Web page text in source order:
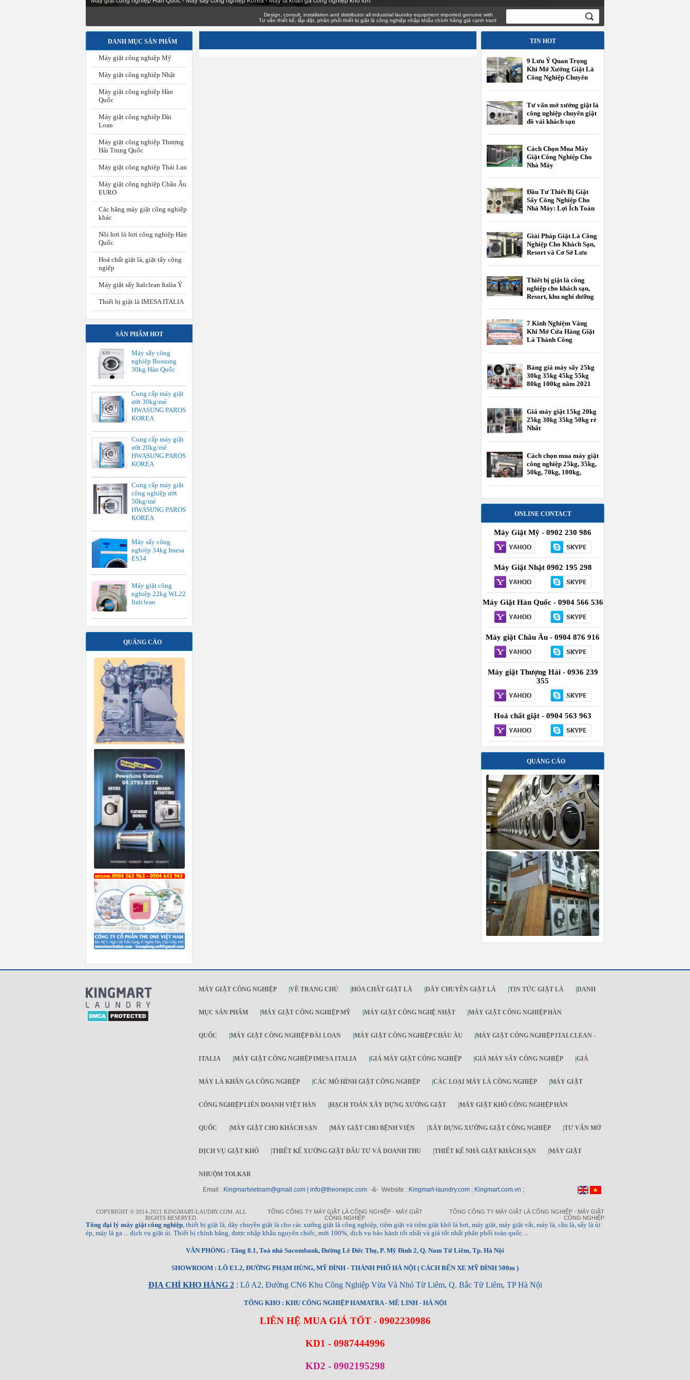
Design, consult, installation and distributor all industrial laundry equipment imported genuine with
Tư vấn thiết kế, lắp đặt, phân phối thiết bị giặt là công nghiệp nhập khẩu chính hãng giá cạnh tranh
DANH MỤC SẢN PHẨM
Máy giặt công nghiệp Mỹ
Máy giặt công nghiệp Nhật
Máy giặt công nghiệp Hàn
Quốc
Máy giặt công nghiệp Đài
Loan
Máy giặt công nghiệp Thượng
Hải Trung Quốc
Máy giặt công nghiệp Thái Lan
Máy giặt công nghiệp Châu Âu
EURO
Các hãng máy giặt công nghiệp
khác
Nồi hơi lò hơi công nghiệp Hàn
Quốc
Hoá chất giặt là, giặt tẩy công
ngiệp
Máy giặt sấy Italclean Italia Ý
Thiết bị giặt là IMESA ITALIA
SẢN PHẨM HOT
Máy sấy công
nghiệp Bossong
30kg Hàn Quốc
Cung cấp máy giặt
ướt 30kg/mẻ
HWASUNG PAROS
KOREA
Cung cấp máy giặt
ướt 20kg/mẻ
HWASUNG PAROS
KOREA
Cung cấp máy giặt
công nghiệp ướt
50kg/mẻ
HWASUNG PAROS
KOREA
Máy sấy công
nghiệp 34kg Imesa
ES34
Máy giặt công
nghiệp 22kg WL22
Italclean
QUẢNG CÁO
TIN HOT
9 Lưu Ý Quan Trọng
Khi Mở Xưởng Giặt Là
Công Nghiệp Chuyên
Tư vấn mở xưởng giặt là
công nghiệp chuyên giặt
đồ vải khách sạn
Cách Chọn Mua Máy
Giặt Công Nghiệp Cho
Nhà Máy
Đầu Tư Thiết Bị Giặt
Sấy Công Nghiệp Cho
Nhà Máy: Lợi Ích Toàn
Giải Pháp Giặt Là Công
Nghiệp Cho Khách Sạn,
Resort và Cơ Sở Lưu
Thiết bị giặt là công
nghiệp cho khách sạn,
Resort, khu nghỉ dưỡng
7 Kinh Nghiệm Vàng
Khi Mở Cửa Hàng Giặt
Là Thành Công
Bảng giá máy sấy 25kg
30kg 35kg 45kg 55kg
80kg 100kg năm 2021
Giá máy giặt 15kg 20kg
25kg 30kg 35kg 50kg rẻ
Nhất
Cách chọn mua máy giặt
công nghiệp 25kg, 35kg,
50kg, 70kg, 100kg,
ONLINE CONTACT
Máy Giặt Mỹ - 0902 230 986
Máy Giặt Nhật 0902 195 298
Máy Giặt Hàn Quốc - 0904 566 536
Máy giặt Châu Âu - 0904 876 916
Máy giặt Thượng Hải - 0936 239
355
Hoá chất giặt - 0904 563 963
QUẢNG CÁO
MÁY GIẶT CÔNG NGHIỆP |VỀ TRANG CHỦ |HÓA CHẤT GIẶT LÀ |DÂY CHUYỀN GIẶT LÀ |TIN TỨC GIẶT LÀ |DANH
MỤC SẢN PHẨM |MÁY GIẶT CÔNG NGHIỆP MỸ |MÁY GIẶT CÔNG NGHỆ NHẬT |MÁY GIẶT CÔNG NGHIỆP HÀN
QUỐC |MÁY GIẶT CÔNG NGHIỆP ĐÀI LOAN |MÁY GIẶT CÔNG NGHIỆP CHÂU ÂU |MÁY GIẶT CÔNG NGHIỆP ITALCLEAN -
ITALIA |MÁY GIẶT CÔNG NGHIỆP IMESA ITALIA |GIÁ MÁY GIẶT CÔNG NGHIỆP |GIÁ MÁY SẤY CÔNG NGHIỆP |GIÁ
MÁY LÀ KHĂN GA CÔNG NGHIỆP |CÁC MÔ HÌNH GIẶT CÔNG NGHIỆP |CÁC LOẠI MÁY LÀ CÔNG NGHIỆP |MÁY GIẶT
CÔNG NGHIỆP LIÊN DOANH VIỆT HÀN |HẠCH TOÁN XÂY DỰNG XƯỞNG GIẶT |MÁY GIẶT KHÔ CÔNG NGHIỆP HÀN
QUỐC |MÁY GIẶT CHO KHÁCH SẠN |MÁY GIẶT CHO BỆNH VIỆN |XÂY DỰNG XƯỞNG GIẶT CÔNG NGHIỆP |TƯ VẤN MỞ
DỊCH VỤ GIẶT KHÔ |THIẾT KẾ XƯỞNG GIẶT ĐẦU TƯ VÀ DOANH THU |THIẾT KẾ NHÀ GIẶT KHÁCH SẠN |MÁY GIẶT
NHUỘM TOLKAR
Email : Kingmartvietnam@gmail.com | info@theonejsc.com -&- Website : Kingmart-laundry.com ; Kingmart.com.vn ;
COPYRIGHT © 2014-2021 KINGMART-LAUDRY.COM. ALL
RIGHTS RESERVED.
TỔNG CÔNG TY MÁY GIẶT LÀ CÔNG NGHIỆP - MÁY GIẶT
CÔNG NGHIỆP
TỔNG CÔNG TY MÁY GIẶT LÀ CÔNG NGHIỆP - MÁY GIẶT
CÔNG NGHIỆP
Tổng đại lý máy giặt công nghiệp , thiết bị giặt là, dây chuyền giặt là cho các xưởng giặt là công nghiệp, tiệm giặt và tiệm giặt khô là hơi, máy giặt, máy giặt vắt, máy là, cầu là, sấy là ủi
ép, máy là ga ... dịch vụ giặt ủi. Thiết bị chính hãng, được nhập khẩu nguyên chiếc, mới 100%, dịch vụ bảo hành tốt nhất và giá tốt nhất phân phối toàn quốc ...
VĂN PHÒNG : Tầng 8.1, Toà nhà Sacombank, Đường Lê Đức Thọ, P. Mỹ Đình 2, Q. Nam Từ Liêm, Tp. Hà Nội
SHOWROOM : LÔ E1.2, ĐƯỜNG PHẠM HÙNG, MỸ ĐÌNH - THÀNH PHỐ HÀ NỘI ( CÁCH BẾN XE MỸ ĐÌNH 500m )
ĐỊA CHỈ KHO HÀNG 2: Lô A2, Đường CN6 Khu Công Nghiệp Vừa Và Nhỏ Từ Liêm, Q. Bắc Từ Liêm, TP Hà Nội
TỔNG KHO : KHU CÔNG NGHIỆP HAMATRA - MÊ LINH - HÀ NỘI
LIÊN HỆ MUA GIÁ TỐT - 0902230986
KD1 - 0987444996
KD2 - 0902195298